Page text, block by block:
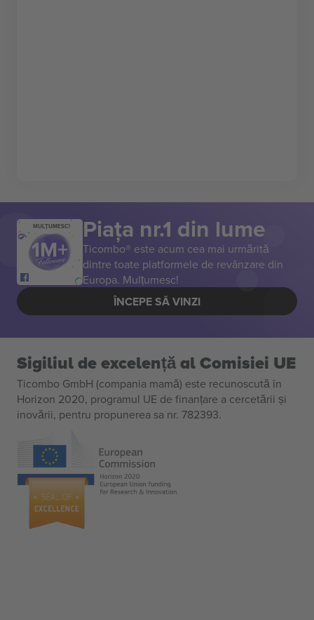
MULȚUMESC! Piața nr.1 din lume
Ticombo® este acum cea mai urmărită
dintre toate platformele de revânzare din
Europa. Mulțumesc!
ÎNCEPE SĂ VINZI
Sigiliul de excelență al Comisiei UE
Ticombo GmbH (compania mamă) este recunoscută în
Horizon 2020, programul UE de finanțare a cercetării și
inovării, pentru propunerea sa nr. 782393.